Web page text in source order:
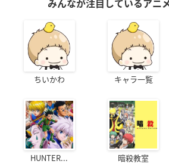
みんなが注目しているアニ
ちいかわ キャラ一覧
HUNTER... 暗殺教室